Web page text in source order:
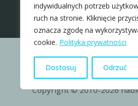
indywidualnych potrzeb
ruch na stronie. Kliknięcie
oznacza zgodę na
cookie. Polityka prywatności
Dostosuj Odrzuć
Copyright © 2010-2026